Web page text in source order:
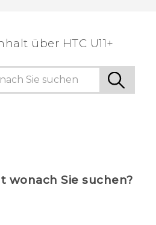
über‎ HTC U11+
wonach Sie suchen?